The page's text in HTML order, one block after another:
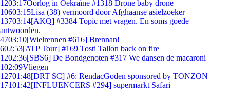
1203:17Oorlog in Oekraïne #1318 Drone baby drone
10603:15Lisa (38) vermoord door Afghaanse asielzoeker
13703:14[AKQ] #3384 Topic met vragen. En soms goede
antwoorden.
4703:10[Wielrennen #616] Brennan!
602:53[ATP Tour] #169 Tosti Tallon back on fire
1202:36[SBS6] De Bondgenoten #317 We dansen de macaroni
102:09Vliegen
12701:48[DRT SC] #6: RendacGoden sponsored by TONZON
17101:42[INFLUENCERS #294] supermarkt Safari